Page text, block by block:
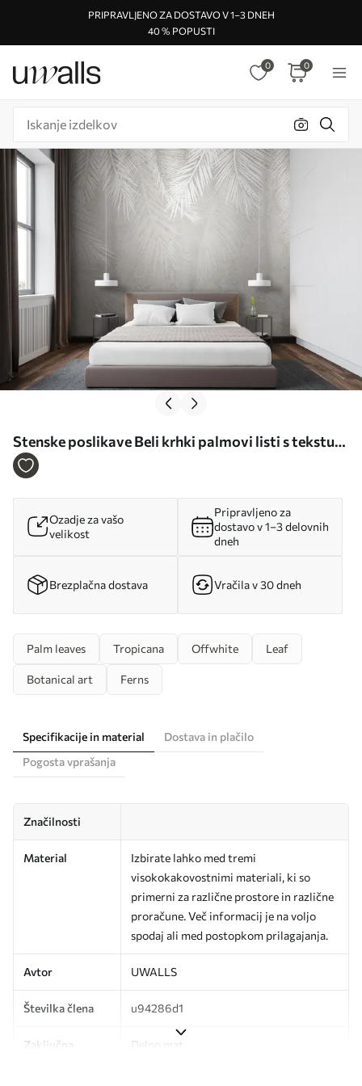
PRIPRAVLJENO ZA DOSTAVO V 1–3 DNEH
40 % POPUSTI
0 0
Stenske poslikave Beli krhki palmovi listi s teksturo
grunge Št. u94286d1
Ozadje za vašo
velikost
Pripravljeno za
dostavo v 1–3 delovnih
dneh
Brezplačna dostava Vračila v 30 dneh
Palm leaves Tropicana Offwhite Leaf
Botanical art Ferns
Specifikacije in material
Dostava in plačilo
Pogosta vprašanja
Značilnosti
Material
Izbirate lahko med tremi
visokokakovostnimi materiali, ki so
primerni za različne prostore in različne
proračune. Več informacij je na voljo
spodaj ali med postopkom prilagajanja.
Avtor UWALLS
Številka člena u94286d1
Zaključna
Delno mat.